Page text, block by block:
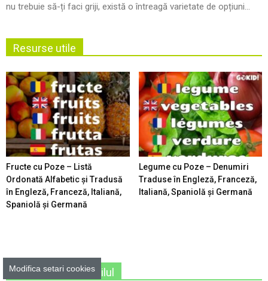
nu trebuie să-ți faci griji, există o întreagă varietate de opțiuni...
Resurse utile
Fructe cu Poze – Listă
Ordonată Alfabetic şi Tradusă
în Engleză, Franceză, Italiană,
Spaniolă şi Germană
Legume cu Poze – Denumiri
Traduse în Engleză, Franceză,
Italiană, Spaniolă şi Germană
Unde iesim cu copilul
Modifica setari cookies